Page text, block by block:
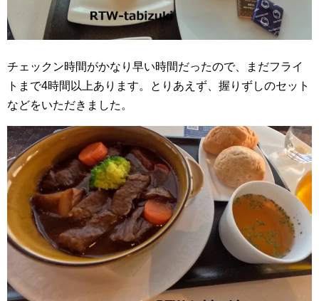
チェックン時間がかなり早い時間だったので、まだフライ
トまで4時間以上あります。とりあえず、握りずしのセット
などをいただきました。